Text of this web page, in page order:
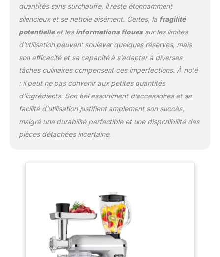
pendant la fabrication de la pâte. Lavable au
lave-vaisselle 【Certificats et Service Après-
Vente】Nos robot patissier ont obtenu les
certificats CE, GS et LFGB. Si vous
rencontrez des problèmes lors de l'utilisation
du mixeur,veuillez nous contacter
immédiatement. La satisfaction du client est
quantités sans surchauffe, il reste étonnamment
silencieux et se nettoie aisément. Certes, la fragilité
potentielleet les informations flouessur les limites
d’utilisation peuvent soulever quelques réserves, mais
son efficacité et sa capacité à s’adapter à diverses
tâches culinaires compensent ces imperfections. À noté
: il peut ne pas convenir aux petites quantités
d’ingrédients. Son bel assortiment d’accessoires et sa
facilité d’utilisation justifient amplement son succès,
malgré une durabilité perfectible et une disponibilité des
pièces détachées incertaine.